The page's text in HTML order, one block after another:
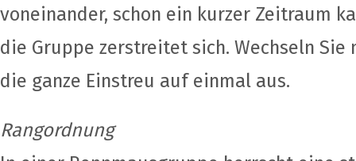
voneinander, schon ein kurzer Zeitraum
die Gruppe zerstreitet sich. Wechseln Sie
die ganze Einstreu auf einmal aus.
Rangordnung